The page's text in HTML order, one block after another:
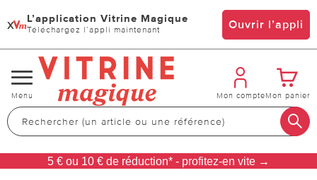
x L’application Vitrine Magique
Téléchargez l’appli maintenant Ouvrir l’appli
Changer
de
navigation
Menu Mon compteMon panier
5 € ou 10 € de réduction* - profitez-en vite →